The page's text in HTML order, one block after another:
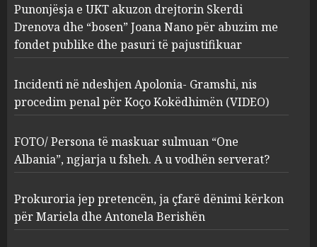
2
Apolonia- Gramshi, nis
procedim penal për Koço
Kokëdhimën (VIDEO)
MARCH 27, 2025
3
FOTO/ Persona të maskuar
sulmuan “One Albania”,
ngjarja u fsheh. A u vodhën
serverat?
MARCH 25, 2025
Prokuroria jep pretencën, ja
çfarë dënimi kërkon për
Punonjësja e UKT akuzon drejtorin Skerdi
Drenova dhe “bosen” Joana Nano për abuzim me
fondet publike dhe pasuri të pajustifikuar
Incidenti në ndeshjen Apolonia- Gramshi, nis
procedim penal për Koço Kokëdhimën (VIDEO)
FOTO/ Persona të maskuar sulmuan “One
Albania”, ngjarja u fsheh. A u vodhën serverat?
Prokuroria jep pretencën, ja çfarë dënimi kërkon
për Mariela dhe Antonela Berishën